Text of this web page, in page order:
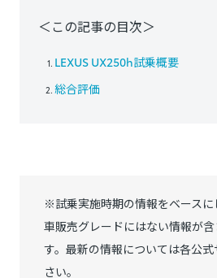
＜この記事の目次＞
LEXUS UX250h試乗概要
総合評価
※試乗実施時期の情報をベースに
車販売グレードにはない情報が
す。最新の情報については各公
さい。